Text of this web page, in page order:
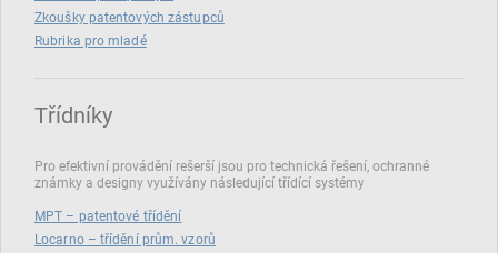
Zkoušky patentových zástupců
Rubrika pro mladé
Třídníky
Pro efektivní provádění rešerší jsou pro technická řešení, ochranné
známky a designy využívány následující třídící systémy
MPT – patentové třídění
Locarno – třídění prům. vzorů